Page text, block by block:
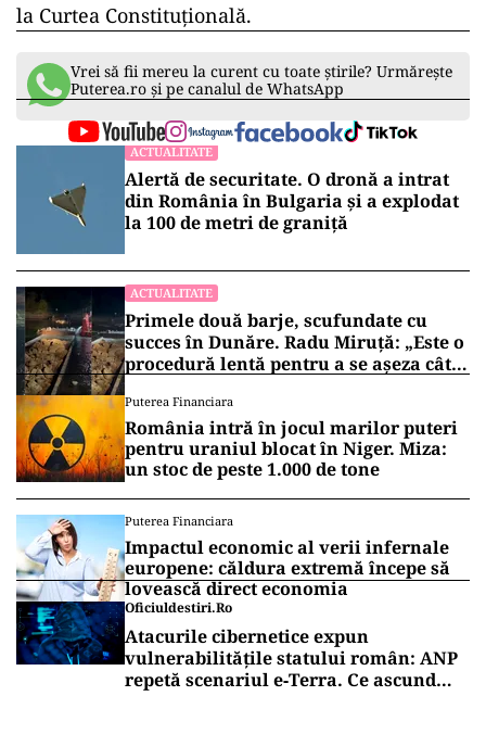
la Curtea Constituțională.
Vrei să fii mereu la curent cu toate știrile? Urmărește
Puterea.ro și pe canalul de WhatsApp
ACTUALITATE
Alertă de securitate. O dronă a intrat
din România în Bulgaria şi a explodat
la 100 de metri de graniţă
ACTUALITATE
Primele două barje, scufundate cu
succes în Dunăre. Radu Miruță: „Este o
procedură lentă pentru a se așeza cât
Puterea Financiara
România intră în jocul marilor puteri
pentru uraniul blocat în Niger. Miza:
un stoc de peste 1.000 de tone
Puterea Financiara
Impactul economic al verii infernale
europene: căldura extremă începe să
lovească direct economia
Oficiuldestiri.ro
Atacurile cibernetice expun
vulnerabilitățile statului român: ANP
repetă scenariul e‑Terra. Ce ascund